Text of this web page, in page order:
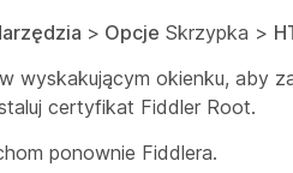
> Opcje Skrzypka >
w wyskakującym okienku, aby
certyfikat Fiddler Root.
ponownie Fiddlera.